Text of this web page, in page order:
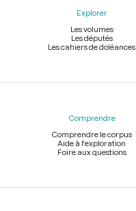
Explorer
Les volumes
Les députés
Les cahiers de doléances
Comprendre
Comprendre le corpus
Aide à l'exploration
Foire aux questions